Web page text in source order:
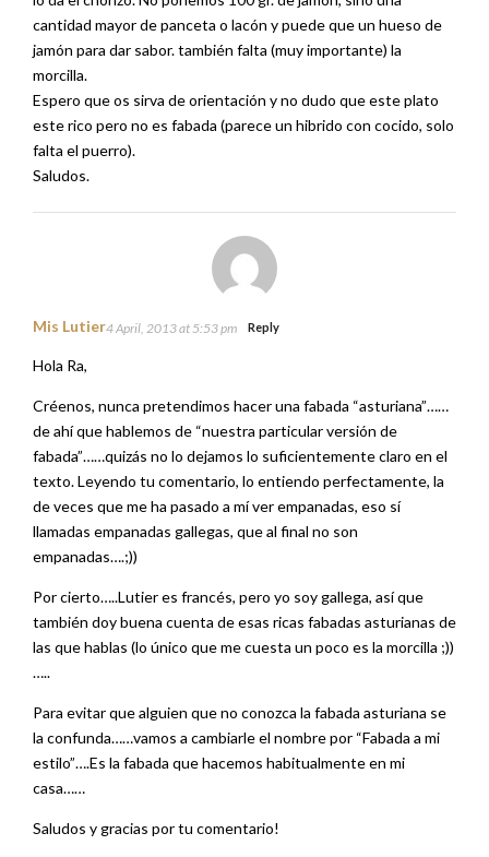
cantidad mayor de panceta o lacón y puede que un hueso de
jamón para dar sabor. también falta (muy importante) la
morcilla.
Espero que os sirva de orientación y no dudo que este plato
este rico pero no es fabada (parece un hibrido con cocido, solo
falta el puerro).
Saludos.
Mis Lutier4 April, 2013 at 5:53 pm Reply
Hola Ra,
Créenos, nunca pretendimos hacer una fabada “asturiana”……
de ahí que hablemos de “nuestra particular versión de
fabada”……quizás no lo dejamos lo suficientemente claro en el
texto. Leyendo tu comentario, lo entiendo perfectamente, la
de veces que me ha pasado a mí ver empanadas, eso sí
llamadas empanadas gallegas, que al final no son
empanadas….;))
Por cierto…..Lutier es francés, pero yo soy gallega, así que
también doy buena cuenta de esas ricas fabadas asturianas de
las que hablas (lo único que me cuesta un poco es la morcilla ;))
…..
Para evitar que alguien que no conozca la fabada asturiana se
la confunda……vamos a cambiarle el nombre por “Fabada a mi
estilo”….Es la fabada que hacemos habitualmente en mi
casa……
Saludos y gracias por tu comentario!